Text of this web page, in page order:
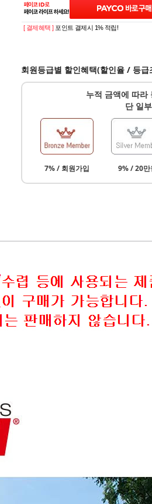
PAYCO 바로구
[ 결제혜택 ] 포인트 결제시 1% 적립!
회원등급별 할인혜택(할인율 / 등급
누적 금액에 따라
단 일
7% / 회원가입 9% / 20만